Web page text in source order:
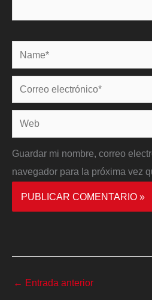
Name*
Correo
electrónico*
Web
Guardar mi nombre, correo
navegador para la próxima vez
← Entrada anterior